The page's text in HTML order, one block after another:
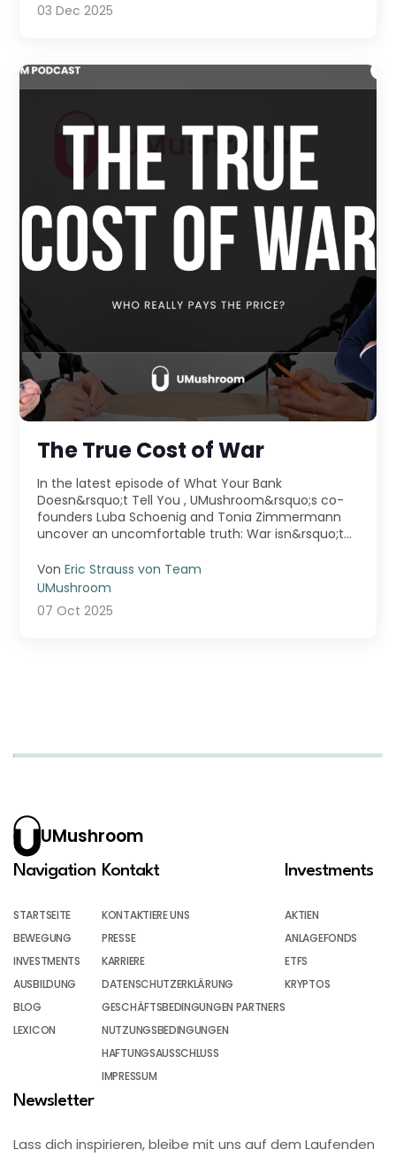
03 Dec 2025
The True Cost of War
In the latest episode of What Your Bank
Doesn&rsquo;t Tell You , UMushroom&rsquo;s co-
founders Luba Schoenig and Tonia Zimmermann
uncover an uncomfortable truth: War isn&rsquo;t
VonEric Strauss von Team
UMushroom
07 Oct 2025
UMushroom
Navigation
STARTSEITE
BEWEGUNG
INVESTMENTS
AUSBILDUNG
BLOG
LEXICON
Kontakt
KONTAKTIERE UNS
PRESSE
KARRIERE
DATENSCHUTZERKLÄRUNG
GESCHÄFTSBEDINGUNGEN PARTNERS
NUTZUNGSBEDINGUNGEN
HAFTUNGSAUSSCHLUSS
IMPRESSUM
Investments
AKTIEN
ANLAGEFONDS
ETFS
KRYPTOS
Newsletter
Lass dich inspirieren, bleibe mit uns auf dem Laufenden